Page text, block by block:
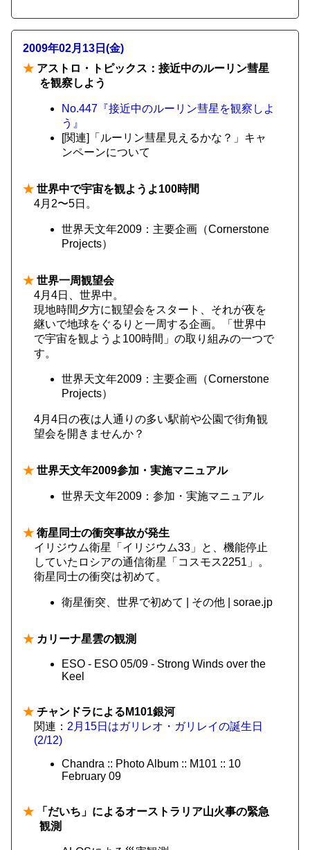
2009年02月13日(金)
★ アストロ・トピックス：接近中のルーリン彗星
を観察しよう
No.447『接近中のルーリン彗星を観察しよ
う』
[関連]「ルーリン彗星見えるかな？」キャ
ンペーンについて
★ 世界中で宇宙を観ようよ100時間
4月2〜5日。
世界天文年2009：主要企画（Cornerstone
Projects）
★ 世界一周観望会
4月4日、世界中。
現地時間夕方に観望会をスタート、それが夜を
継いで地球をぐるりと一周する企画。「世界中
で宇宙を観ようよ100時間」の取り組みの一つで
す。
世界天文年2009：主要企画（Cornerstone
Projects）
4月4日の夜は人通りの多い駅前や公園で街角観
望会を開きませんか？
★ 世界天文年2009参加・実施マニュアル
世界天文年2009：参加・実施マニュアル
★ 衛星同士の衝突事故が発生
イリジウム衛星「イリジウム33」と、機能停止
していたロシアの通信衛星「コスモス2251」。
衛星同士の衝突は初めて。
衛星衝突、世界で初めて | その他 | sorae.jp
★ カリーナ星雲の観測
ESO - ESO 05/09 - Strong Winds over the
Keel
★ チャンドラによるM101銀河
関連： 2月15日はガリレオ・ガリレイの誕生日
(2/12)
Chandra :: Photo Album :: M101 :: 10
February 09
★ 「だいち」によるオーストラリア山火事の緊急
観測